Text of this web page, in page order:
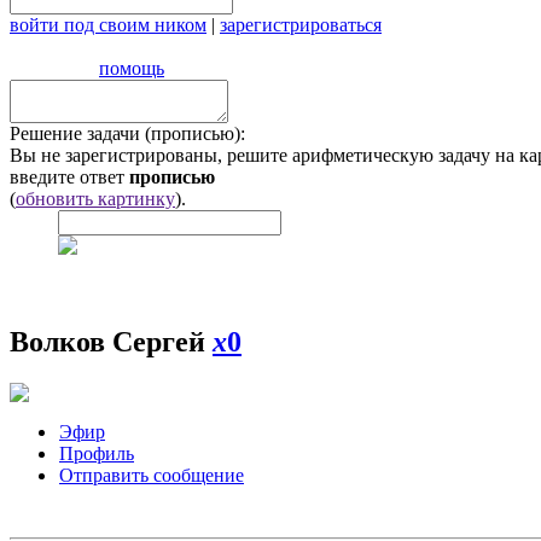
войти под своим ником | зарегистрироваться
помощь
Решение задачи (прописью):
Вы не зарегистрированы, решите арифметическую задачу на
введите ответ прописью
(обновить картинку).
Волков Сергей x0
Эфир
Профиль
Отправить сообщение